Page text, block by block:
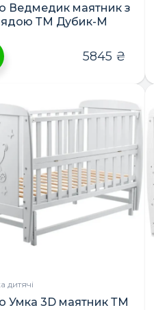
Ведмедик маятник з
ТМ Дубик-М
5845 ₴
дитячі
Умка 3D маятник ТМ